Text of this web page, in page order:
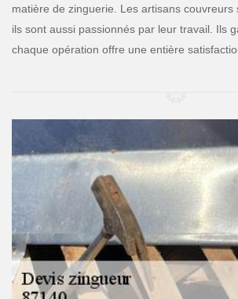
matière de zinguerie. Les artisans couvreurs
ils sont aussi passionnés par leur travail. Ils
chaque opération offre une entière